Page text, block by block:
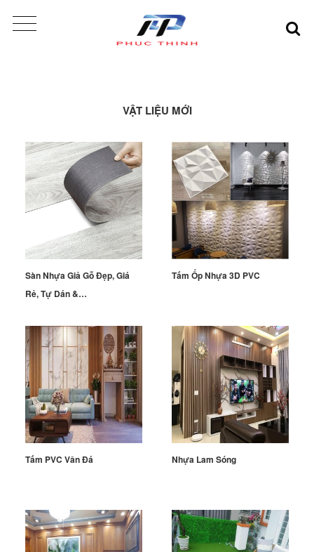
VẬT LIỆU MỚI
Sàn Nhựa Giả Gỗ Đẹp, Giá
Rẻ, Tự Dán &…
Tấm Ốp Nhựa 3D PVC
Tấm PVC Vân Đá Nhựa Lam Sóng